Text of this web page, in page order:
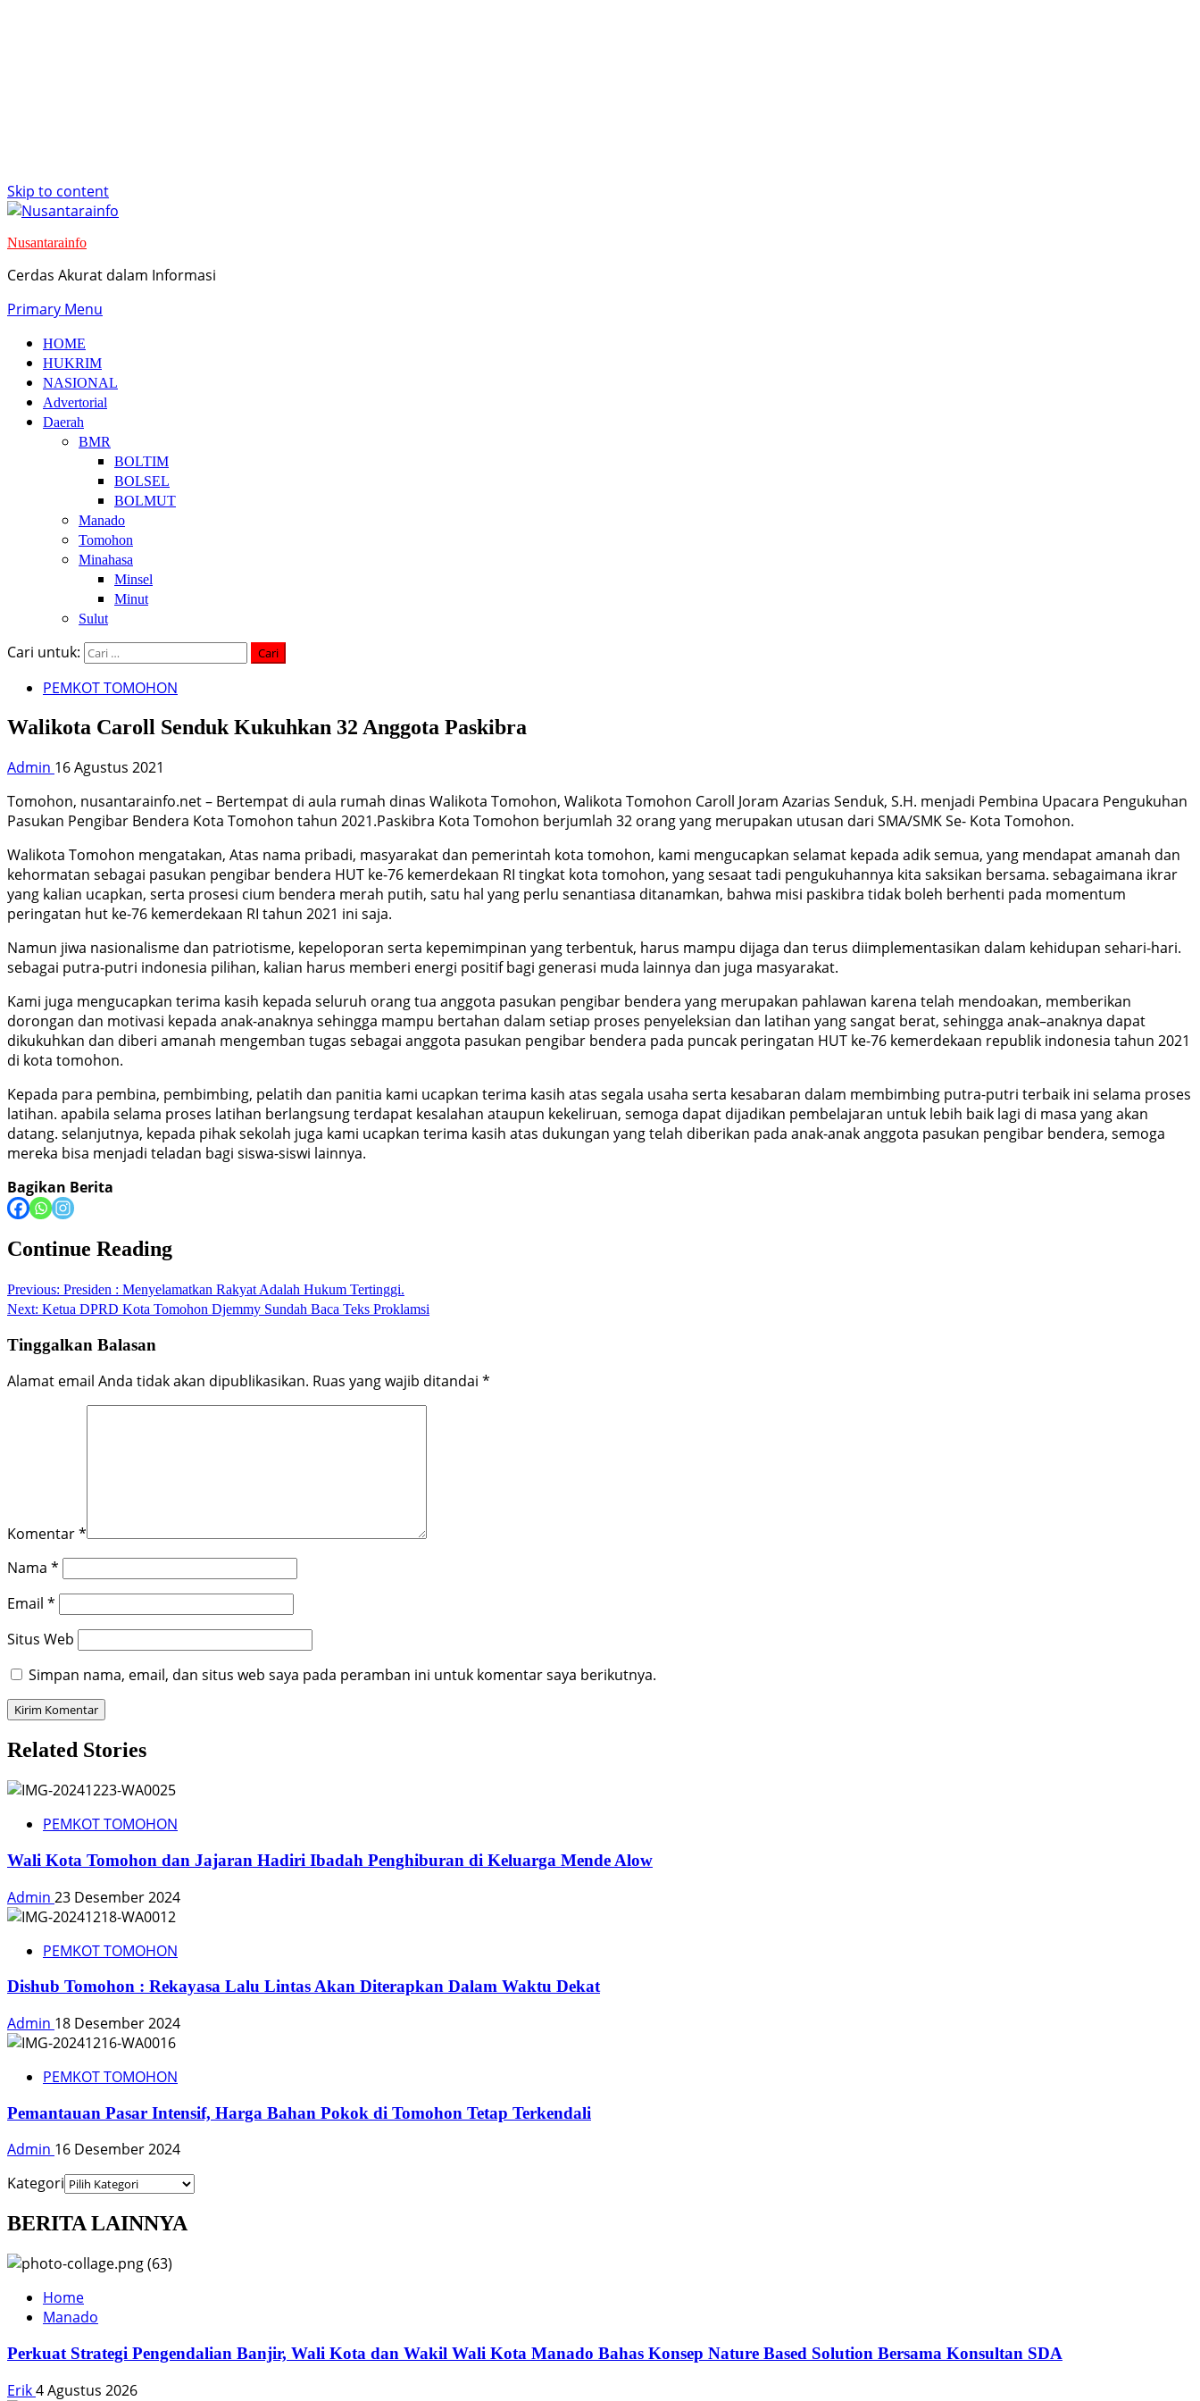
Skip to content
Nusantarainfo
Cerdas Akurat dalam Informasi
Primary Menu
HOME
HUKRIM
NASIONAL
Advertorial
Daerah
BMR
BOLTIM
BOLSEL
BOLMUT
Manado
Tomohon
Minahasa
Minsel
Minut
Sulut
Cari untuk:
PEMKOT TOMOHON
Walikota Caroll Senduk Kukuhkan 32 Anggota Paskibra
Admin 16 Agustus 2021
Tomohon, nusantarainfo.net – Bertempat di aula rumah dinas Walikota Tomohon, Walikota Tomohon Caroll Joram Azarias Senduk, S.H. menjadi Pembina Upacara Pengukuhan
Pasukan Pengibar Bendera Kota Tomohon tahun 2021.Paskibra Kota Tomohon berjumlah 32 orang yang merupakan utusan dari SMA/SMK Se- Kota Tomohon.
Walikota Tomohon mengatakan, Atas nama pribadi, masyarakat dan pemerintah kota tomohon, kami mengucapkan selamat kepada adik semua, yang mendapat amanah dan
kehormatan sebagai pasukan pengibar bendera HUT ke-76 kemerdekaan RI tingkat kota tomohon, yang sesaat tadi pengukuhannya kita saksikan bersama. sebagaimana ikrar
yang kalian ucapkan, serta prosesi cium bendera merah putih, satu hal yang perlu senantiasa ditanamkan, bahwa misi paskibra tidak boleh berhenti pada momentum
peringatan hut ke-76 kemerdekaan RI tahun 2021 ini saja.
Namun jiwa nasionalisme dan patriotisme, kepeloporan serta kepemimpinan yang terbentuk, harus mampu dijaga dan terus diimplementasikan dalam kehidupan sehari-hari.
sebagai putra-putri indonesia pilihan, kalian harus memberi energi positif bagi generasi muda lainnya dan juga masyarakat.
Kami juga mengucapkan terima kasih kepada seluruh orang tua anggota pasukan pengibar bendera yang merupakan pahlawan karena telah mendoakan, memberikan
dorongan dan motivasi kepada anak-anaknya sehingga mampu bertahan dalam setiap proses penyeleksian dan latihan yang sangat berat, sehingga anak–anaknya dapat
dikukuhkan dan diberi amanah mengemban tugas sebagai anggota pasukan pengibar bendera pada puncak peringatan HUT ke-76 kemerdekaan republik indonesia tahun 2021
di kota tomohon.
Kepada para pembina, pembimbing, pelatih dan panitia kami ucapkan terima kasih atas segala usaha serta kesabaran dalam membimbing putra-putri terbaik ini selama proses
latihan. apabila selama proses latihan berlangsung terdapat kesalahan ataupun kekeliruan, semoga dapat dijadikan pembelajaran untuk lebih baik lagi di masa yang akan
datang. selanjutnya, kepada pihak sekolah juga kami ucapkan terima kasih atas dukungan yang telah diberikan pada anak-anak anggota pasukan pengibar bendera, semoga
mereka bisa menjadi teladan bagi siswa-siswi lainnya.
Bagikan Berita
Continue Reading
Previous: Presiden : Menyelamatkan Rakyat Adalah Hukum Tertinggi.
Next: Ketua DPRD Kota Tomohon Djemmy Sundah Baca Teks Proklamsi
Tinggalkan Balasan
Alamat email Anda tidak akan dipublikasikan. Ruas yang wajib ditandai *
Komentar*
Nama *
Email *
Situs Web
Simpan nama, email, dan situs web saya pada peramban ini untuk komentar saya berikutnya.
Related Stories
PEMKOT TOMOHON
Wali Kota Tomohon dan Jajaran Hadiri Ibadah Penghiburan di Keluarga Mende Alow
Admin 23 Desember 2024
PEMKOT TOMOHON
Dishub Tomohon : Rekayasa Lalu Lintas Akan Diterapkan Dalam Waktu Dekat
Admin 18 Desember 2024
PEMKOT TOMOHON
Pemantauan Pasar Intensif, Harga Bahan Pokok di Tomohon Tetap Terkendali
Admin 16 Desember 2024
Kategori
BERITA LAINNYA
Home
Manado
Perkuat Strategi Pengendalian Banjir, Wali Kota dan Wakil Wali Kota Manado Bahas Konsep Nature Based Solution Bersama Konsultan SDA
Erik4 Agustus 2026